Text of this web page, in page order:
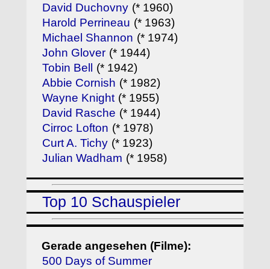
David Duchovny (* 1960)
Harold Perrineau (* 1963)
Michael Shannon (* 1974)
John Glover (* 1944)
Tobin Bell
(* 1942)
Abbie Cornish (* 1982)
Wayne Knight (* 1955)
David Rasche (* 1944)
Cirroc Lofton (* 1978)
Curt A. Tichy (* 1923)
Julian Wadham (* 1958)
Top 10 Schauspieler
Gerade angesehen (Filme):
500 Days of Summer